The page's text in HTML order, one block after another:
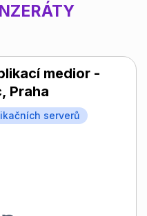
medior -
Praha
serverů